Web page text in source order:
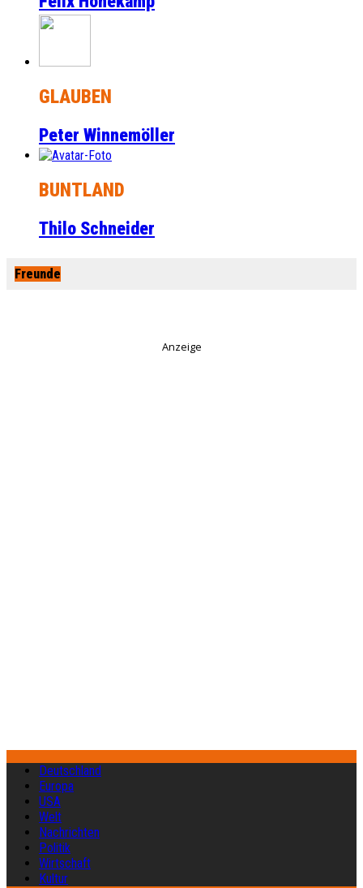
GLAUBEN
Peter Winnemöller
BUNTLAND
Thilo Schneider
Freunde
Anzeige
Deutschland
Europa
USA
Welt
Nachrichten
Politik
Wirtschaft
Kultur